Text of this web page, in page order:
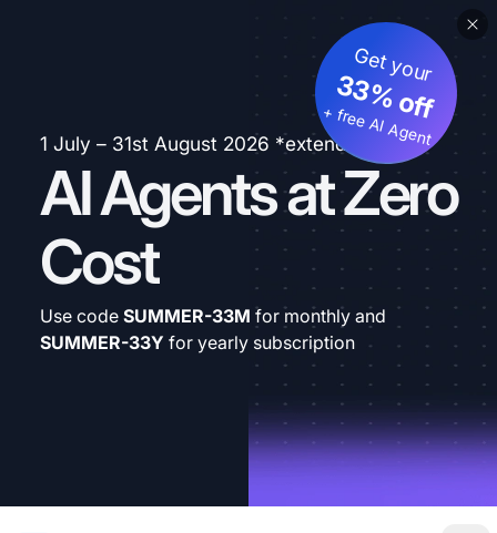
1 July – 31st August 2026 *extended
AI Agents at Zero
Cost
Get your
33% off
+ free AI Agent
Use code SUMMER-33M for monthly and
SUMMER-33Y for yearly subscription